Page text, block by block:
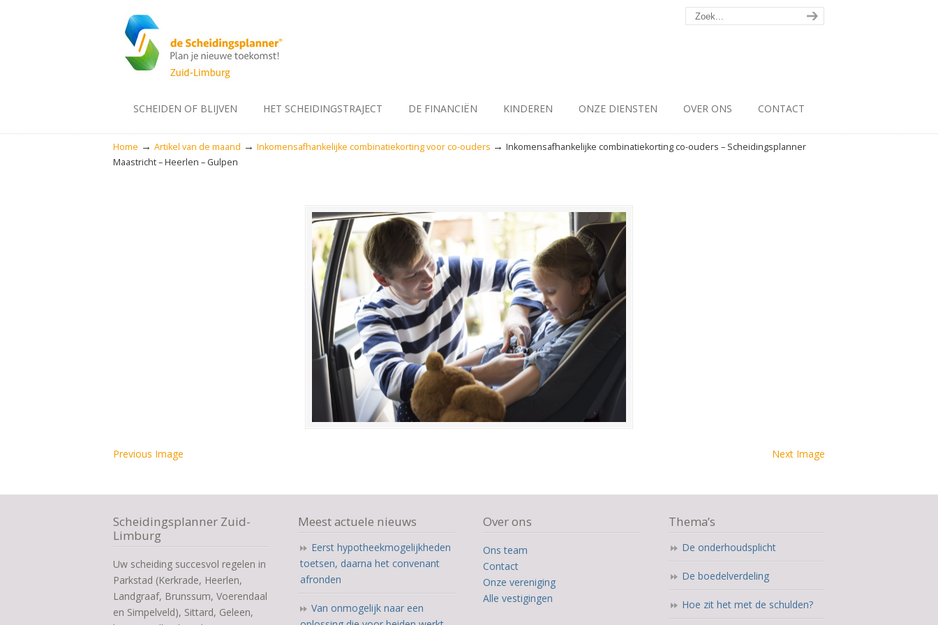
SCHEIDEN OF BLIJVEN HET SCHEIDINGSTRAJECT DE FINANCIËN KINDEREN ONZE DIENSTEN OVER ONS CONTACT
Home → Artikel van de maand → Inkomensafhankelijke combinatiekorting voor co-ouders → Inkomensafhankelijke combinatiekorting co-ouders – Scheidingsplanner
Maastricht – Heerlen – Gulpen
Previous Image Next Image
Scheidingsplanner Zuid-
Limburg
Uw scheiding succesvol regelen in
Parkstad (Kerkrade, Heerlen,
Landgraaf, Brunssum, Voerendaal
en Simpelveld), Sittard, Geleen,
Meest actuele nieuws
Eerst hypotheekmogelijkheden
toetsen, daarna het convenant
afronden
Van onmogelijk naar een
Over ons
Ons team
Contact
Onze vereniging
Alle vestigingen
Thema’s
De onderhoudsplicht
De boedelverdeling
Hoe zit het met de schulden?